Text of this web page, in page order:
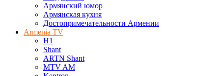
Армянский юмор
Армянская кухня
Достопримечательности Армении
Armenia TV
H1
Shant
ARTN Shant
MTV AM